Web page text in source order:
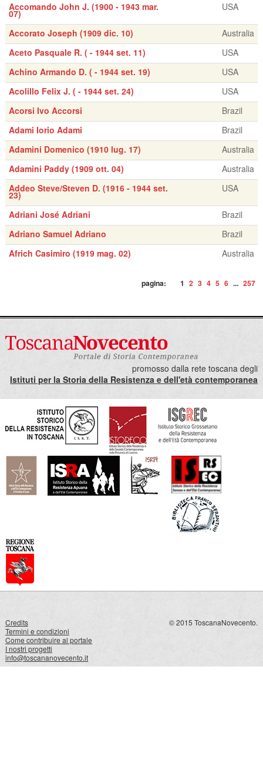
Accomando John J. (1900 - 1943 mar.
07)
USA
Accorato Joseph (1909 dic. 10)
Australia
Aceto Pasquale R. ( - 1944 set. 11)
USA
Achino Armando D. ( - 1944 set. 19)
USA
Acolillo Felix J. ( - 1944 set. 24)
USA
Acorsi Ivo Accorsi
Brazil
Adami Iorio Adami
Brazil
Adamini Domenico (1910 lug. 17)
Australia
Adamini Paddy (1909 ott. 04)
Australia
Addeo Steve/Steven D. (1916 - 1944 set.
23)
USA
Adriani José Adriani
Brazil
Adriano Samuel Adriano
Brazil
Africh Casimiro (1919 mag. 02)
Australia
pagina: 1 2 3 4 5 6 ... 257
promosso dalla rete toscana degli
Istituti per la Storia della Resistenza e dell'età contemporanea
Credits
Termini e condizioni
Come contribuire al portale
I nostri progetti
info@toscananovecento.it
© 2015 ToscanaNovecento.